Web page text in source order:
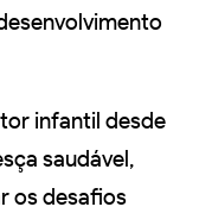
infantil desde
saudável,
os desafios